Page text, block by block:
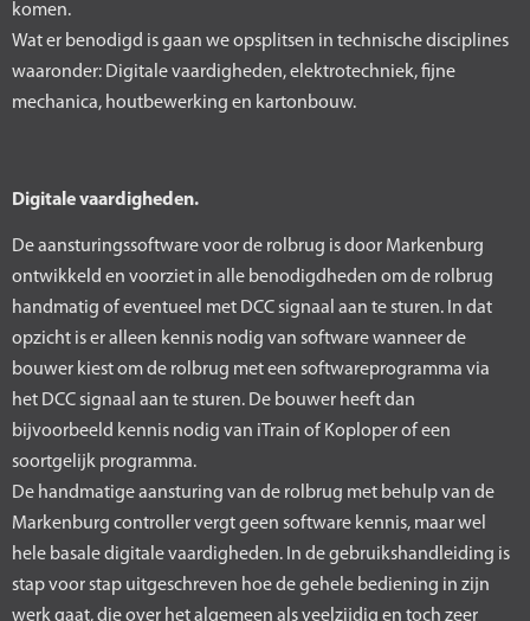
komen.
Wat er benodigd is gaan we opsplitsen in technische disciplines
waaronder: Digitale vaardigheden, elektrotechniek, fijne
mechanica, houtbewerking en kartonbouw.
Digitale vaardigheden.
De aansturingssoftware voor de rolbrug is door Markenburg
ontwikkeld en voorziet in alle benodigdheden om de rolbrug
handmatig of eventueel met DCC signaal aan te sturen. In dat
opzicht is er alleen kennis nodig van software wanneer de
bouwer kiest om de rolbrug met een softwareprogramma via
het DCC signaal aan te sturen. De bouwer heeft dan
bijvoorbeeld kennis nodig van iTrain of Koploper of een
soortgelijk programma.
De handmatige aansturing van de rolbrug met behulp van de
Markenburg controller vergt geen software kennis, maar wel
hele basale digitale vaardigheden. In de gebruikshandleiding is
stap voor stap uitgeschreven hoe de gehele bediening in zijn
werk gaat, die over het algemeen als veelzijdig en toch zeer